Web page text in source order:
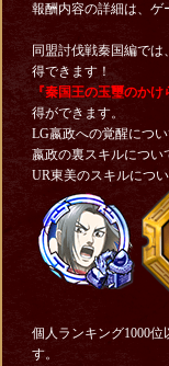
報酬内容の詳細は、ゲ
同盟討伐戦秦国編では、
得できます！
『秦国王の玉璽のかけ
得ができます。
LG嬴政への覚醒につ
嬴政の裏スキルについ
UR東美のスキルにつ
個人ランキング1000位
す。